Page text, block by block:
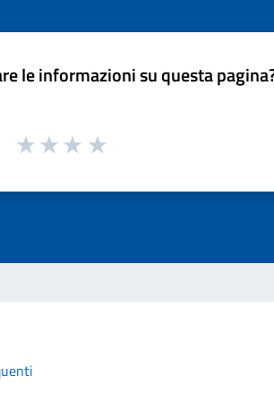
le informazioni su questa